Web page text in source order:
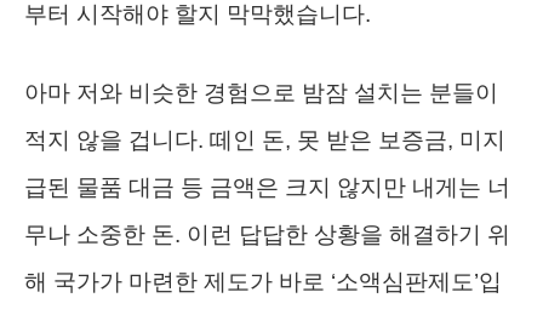
부터 시작해야 할지 막막했습니다.
아마 저와 비슷한 경험으로 밤잠 설치는 분들이
적지 않을 겁니다. 떼인 돈, 못 받은 보증금, 미지
급된 물품 대금 등 금액은 크지 않지만 내게는 너
무나 소중한 돈. 이런 답답한 상황을 해결하기 위
해 국가가 마련한 제도가 바로 ‘소액심판제도’입